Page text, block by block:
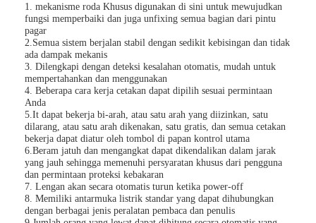
Rumah
Produk
video
1. mekanisme roda Khusus digunakan di sini untuk mewujudkan
fungsi memperbaiki dan juga unfixing semua bagian dari pintu
pagar
2.Semua sistem berjalan stabil dengan sedikit kebisingan dan tidak
ada dampak mekanis
3. Dilengkapi dengan deteksi kesalahan otomatis, mudah untuk
mempertahankan dan menggunakan
4. Beberapa cara kerja cetakan dapat dipilih sesuai permintaan
Anda
5.It dapat bekerja bi-arah, atau satu arah yang diizinkan, satu
dilarang, atau satu arah dikenakan, satu gratis, dan semua cetakan
bekerja dapat diatur oleh tombol di papan kontrol utama
6.Beram jatuh dan mengangkat dapat dikendalikan dalam jarak
yang jauh sehingga memenuhi persyaratan khusus dari pengguna
dan permintaan proteksi kebakaran
7. Lengan akan secara otomatis turun ketika power-off
8. Memiliki antarmuka listrik standar yang dapat dihubungkan
dengan berbagai jenis peralatan pembaca dan penulis